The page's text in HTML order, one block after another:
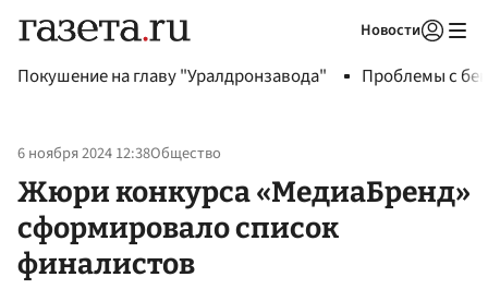
Новости
Покушение на главу "Уралдронзавода" Проблемы с
6 ноября 2024 12:38Общество
Жюри конкурса «МедиаБренд»
сформировало список
финалистов